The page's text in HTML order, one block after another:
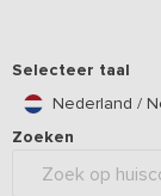
Selecteer taal
Nederland /
Zoeken